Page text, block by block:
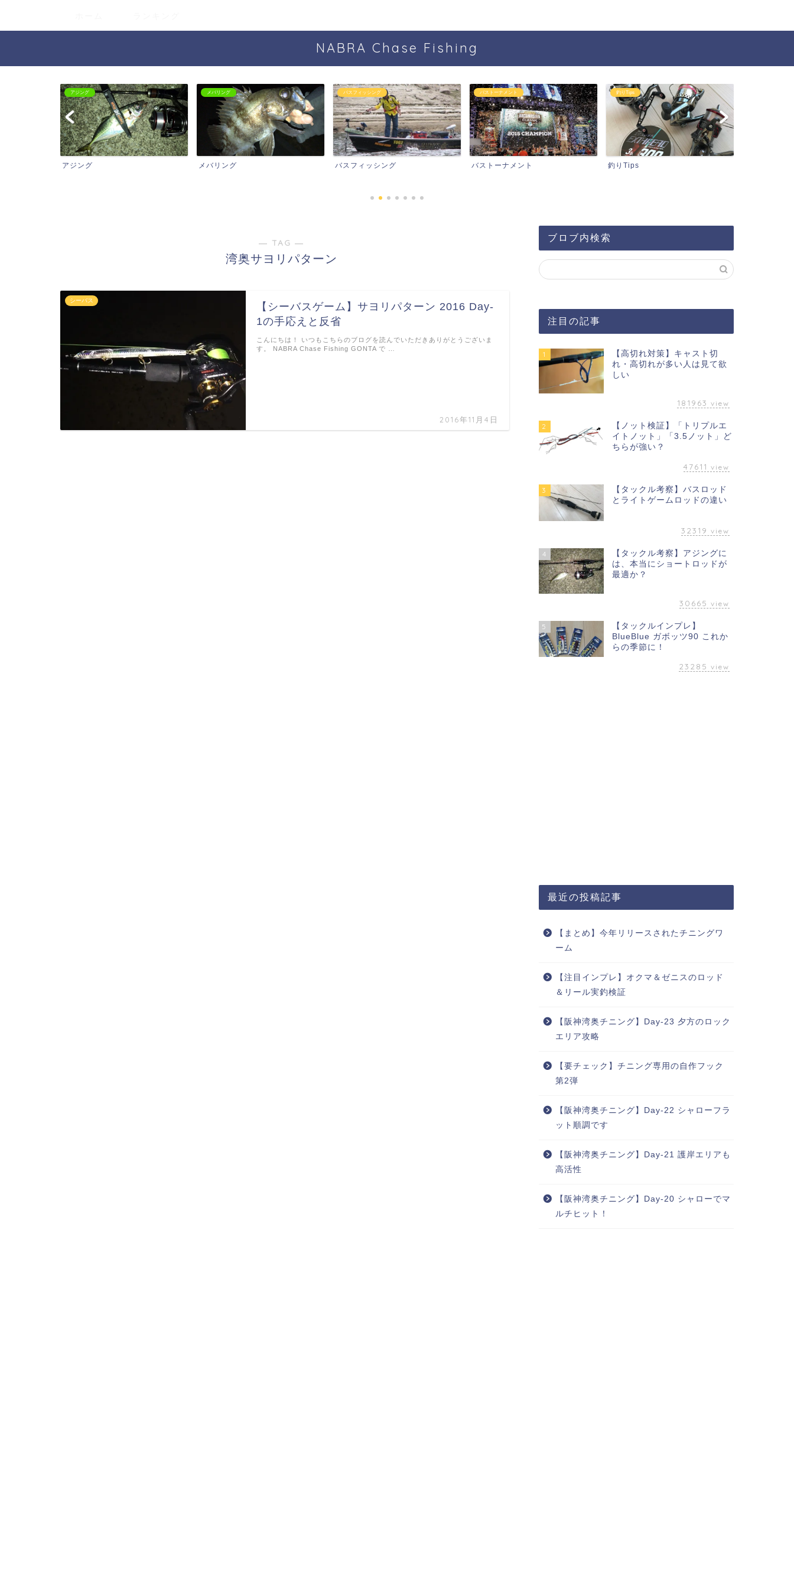
NABRA Chase Fishing
メバリング バスフィッシング バストーナメント
バストーナメント
釣りTips
釣りTips
タックル関連情報
― TAG ―
湾奥サヨリパターン
シーバス
【シーバスゲーム】サヨリパターン 2016 Day-
1の手応えと反省
2016年11月4日
こんにちは！ いつもこちらのブログを読んでいただきありがとうございま
す。 NABRA Chase Fishing GONTA で …
ブロブ内検索
注目の記事
1
【高切れ対策】キャスト切
れ・高切れが多い人は見て欲
しい
181963 view
2
【ノット検証】「トリプルエ
イトノット」「3.5ノット」ど
ちらが強い？
47611 view
3
【タックル考察】バスロッド
とライトゲームロッドの違い
32319 view
4
【タックル考察】アジングに
は、本当にショートロッドが
最適か？
30665 view
5
【タックルインプレ】
BlueBlue ガボッツ90 これか
らの季節に！
23285 view
最近の投稿記事
【まとめ】今年リリースされたチニングワ
ーム
【注目インプレ】オクマ＆ゼニスのロッド
＆リール実釣検証
【阪神湾奥チニング】Day-23 夕方のロック
エリア攻略
【要チェック】チニング専用の自作フック
第2弾
【阪神湾奥チニング】Day-22 シャローフラ
ット順調です
【阪神湾奥チニング】Day-21 護岸エリアも
高活性
【阪神湾奥チニング】Day-20 シャローでマ
ルチヒット！